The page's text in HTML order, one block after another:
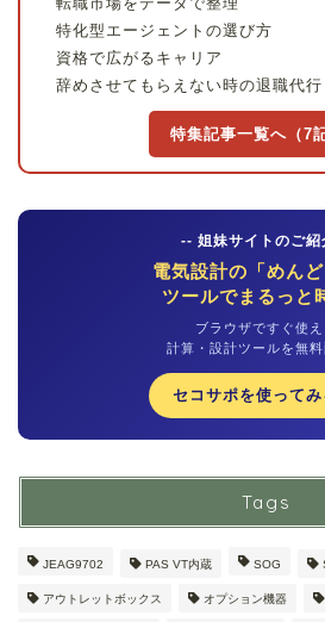
特化型エージェントの選び方
資格で広がるキャリア
辞めさせてもらえない時の退職代行
特集記事一覧へ（7
-- 姐妹サイトのご紹
電気設計の「めんど
ツールでまるっと
ブラウザですぐ使え
計算・設計ツールを無料
セコサポを使って
Tags
JEAG9702 PAS VT内蔵 SOG
アウトレットボックス オプション機器